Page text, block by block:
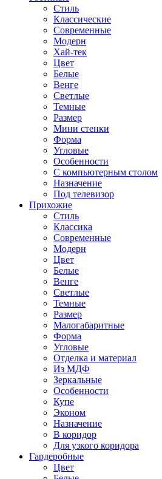
Стиль
Классические
Современные
Модерн
Хай-тек
Цвет
Белые
Венге
Светлые
Темные
Размер
Мини стенки
Форма
Угловые
Особенности
С компьютерным столом
Назначение
Под телевизор
Прихожие
Стиль
Классика
Современные
Модерн
Цвет
Белые
Венге
Светлые
Темные
Размер
Малогабаритные
Форма
Угловые
Отделка и материал
Из МДФ
Зеркальные
Особенности
Купе
Эконом
Назначение
В коридор
Для узкого коридора
Гардеробные
Цвет